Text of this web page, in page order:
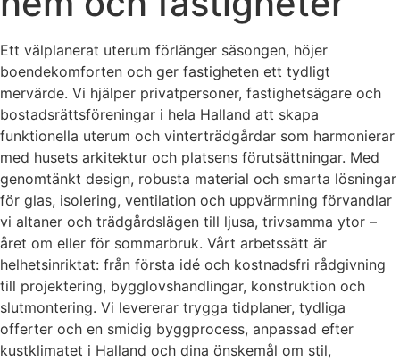
Ett välplanerat uterum förlänger säsongen, höjer
boendekomforten och ger fastigheten ett tydligt
mervärde. Vi hjälper privatpersoner, fastighetsägare och
bostadsrättsföreningar i hela Halland att skapa
funktionella uterum och vinterträdgårdar som harmonierar
med husets arkitektur och platsens förutsättningar. Med
genomtänkt design, robusta material och smarta lösningar
för glas, isolering, ventilation och uppvärmning förvandlar
vi altaner och trädgårdslägen till ljusa, trivsamma ytor –
året om eller för sommarbruk. Vårt arbetssätt är
helhetsinriktat: från första idé och kostnadsfri rådgivning
till projektering, bygglovshandlingar, konstruktion och
slutmontering. Vi levererar trygga tidplaner, tydliga
offerter och en smidig byggprocess, anpassad efter
kustklimatet i Halland och dina önskemål om stil,